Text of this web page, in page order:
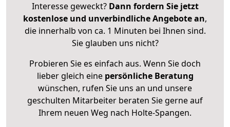
Interesse geweckt? Dann fordern Sie jetzt
kostenlose und unverbindliche Angebote an,
die innerhalb von ca. 1 Minuten bei Ihnen sind.
Sie glauben uns nicht?
Probieren Sie es einfach aus. Wenn Sie doch
lieber gleich eine persönliche Beratung
wünschen, rufen Sie uns an und unsere
geschulten Mitarbeiter beraten Sie gerne auf
Ihrem neuen Weg nach Holte-Spangen.